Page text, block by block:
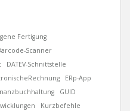
Fertigung
Scanner
DATEV-Schnittstelle
ERp-App
GUID
Kurzbefehle